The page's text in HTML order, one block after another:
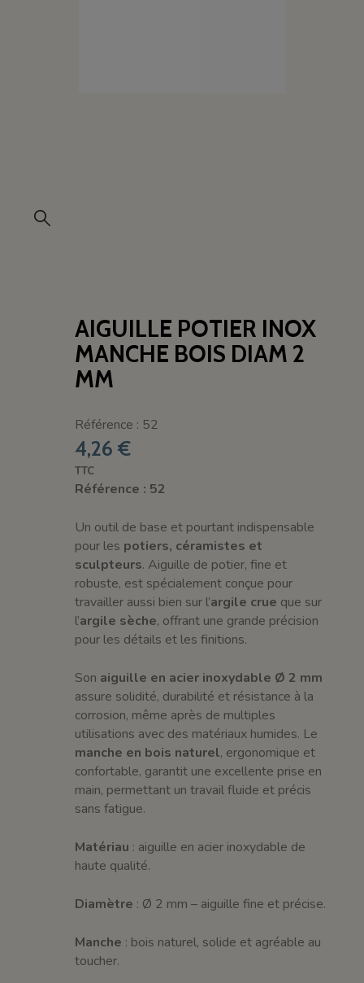
AIGUILLE POTIER INOX
MANCHE BOIS DIAM 2
MM
Référence : 52
4,26 €
TTC
Référence : 52
Un outil de base et pourtant indispensable
pour les potiers, céramistes et
sculpteurs. Aiguille de potier, fine et
robuste, est spécialement conçue pour
travailler aussi bien sur l’argile crue que sur
l’argile sèche, offrant une grande précision
pour les détails et les finitions.
Son aiguille en acier inoxydable Ø 2 mm
assure solidité, durabilité et résistance à la
corrosion, même après de multiples
utilisations avec des matériaux humides. Le
manche en bois naturel, ergonomique et
confortable, garantit une excellente prise en
main, permettant un travail fluide et précis
sans fatigue.
Matériau : aiguille en acier inoxydable de
haute qualité.
Diamètre : Ø 2 mm – aiguille fine et précise.
Manche : bois naturel, solide et agréable au
toucher.